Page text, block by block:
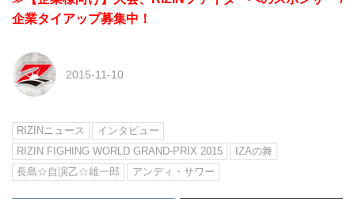
企業タイアップ募集中！
2015-11-10
RIZINニュース
インタビュー
RIZIN FIGHING WORLD GRAND-PRIX 2015
IZAの舞
長島☆自演乙☆雄一郎
アンディ・サワー